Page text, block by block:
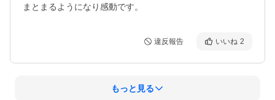
違反報告 いいね 2
もっと見る